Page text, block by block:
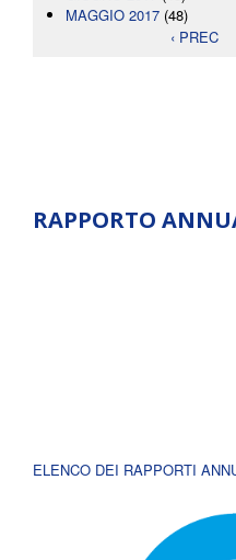
MAGGIO 2017 (48)
‹ PREC
RAPPORTO
ELENCO DEI RAPPORTI